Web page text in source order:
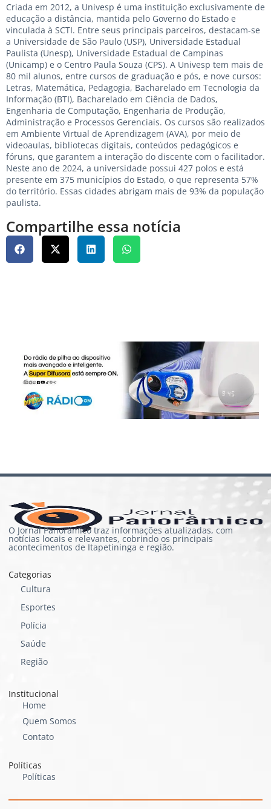
Criada em 2012, a Univesp é uma instituição exclusivamente de
educação a distância, mantida pelo Governo do Estado e
vinculada à SCTI. Entre seus principais parceiros, destacam-se
a Universidade de São Paulo (USP), Universidade Estadual
Paulista (Unesp), Universidade Estadual de Campinas
(Unicamp) e o Centro Paula Souza (CPS). A Univesp tem mais de
80 mil alunos, entre cursos de graduação e pós, e nove cursos:
Letras, Matemática, Pedagogia, Bacharelado em Tecnologia da
Informação (BTI), Bacharelado em Ciência de Dados,
Engenharia de Computação, Engenharia de Produção,
Administração e Processos Gerenciais. Os cursos são realizados
em Ambiente Virtual de Aprendizagem (AVA), por meio de
videoaulas, bibliotecas digitais, conteúdos pedagógicos e
fóruns, que garantem a interação do discente com o facilitador.
Neste ano de 2024, a universidade possui 427 polos e está
presente em 375 municípios do Estado, o que representa 57%
do território. Essas cidades abrigam mais de 93% da população
paulista.
Compartilhe essa notícia
O Jornal Panorâmico traz informações atualizadas, com
notícias locais e relevantes, cobrindo os principais
acontecimentos de Itapetininga e região.
Categorias
Cultura
Esportes
Polícia
Saúde
Região
Institucional
Home
Quem Somos
Contato
Políticas
Políticas